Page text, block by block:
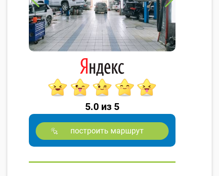
5.0 из 5
построить маршрут